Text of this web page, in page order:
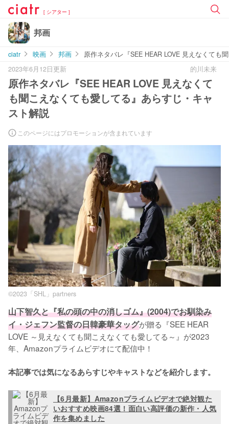
[ シアター ]
邦画
ciatr 映画 邦画
原作ネタバレ『SEE HEAR LOVE 見えなくても
2023年6月12日更新
的川未来
原作ネタバレ『SEE HEAR LOVE 見えなくて
も聞こえなくても愛してる』あらすじ・キャ
スト解説
このページにはプロモーションが含まれています
©2023「SHL」partners
山下智久と『私の頭の中の消しゴム』(2004)でお馴染み
イ・ジェフン監督の日韓豪華タッグが贈る『SEE HEAR
LOVE ～見えなくても聞こえなくても愛してる～』が2023
年、Amazonプライムビデオにて配信中！
本記事では気になるあらすじやキャストなどを紹介します。
【6月最新】Amazonプライムビデオで絶対観た
いおすすめ映画84選！面白い高評価の新作・人気
作を集めました